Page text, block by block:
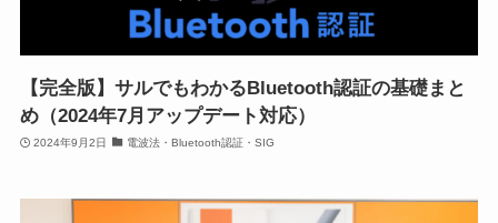
【完全版】サルでもわかるBluetooth認証の基礎まと
め（2024年7月アップデート対応）
2024年9月2日 電波法・Bluetooth認証・SIG